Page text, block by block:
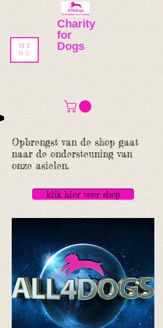
​​Charity
for
Dogs
ME
NU
Opbrengst van de shop gaat
naar de ondersteuning van
onze asielen.
klik hier voor shop